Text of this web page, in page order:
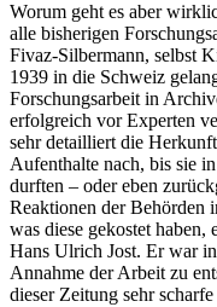
Worum geht es aber
alle bisherigen
Fivaz-Silbermann, selbst
1939 in die Schweiz
Forschungsarbeit in
erfolgreich vor Experten
sehr detailliert die
Aufenthalte nach, bis sie
durften – oder eben
Reaktionen der Behörden
was diese gekostet
Hans Ulrich Jost. Er war
Annahme der Arbeit zu
dieser Zeitung sehr